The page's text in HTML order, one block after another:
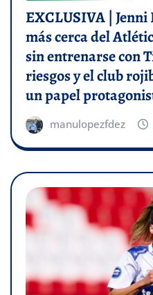
EXCLUSIVA | Jenni
más cerca del
sin entrenarse con
riesgos y el club
un papel
manulopezfdez